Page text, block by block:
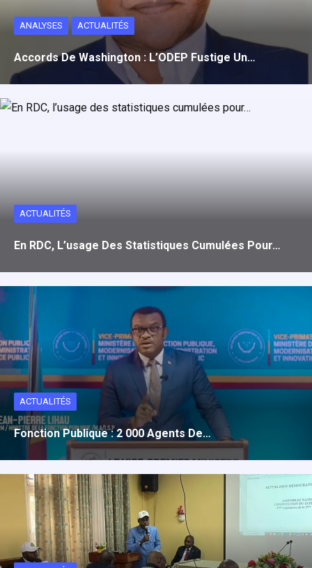
ANALYSES ACTUALITÉS
Accords De Washington : L’ODEP Fustige Un…
ACTUALITÉS
En RDC, L’usage Des Statistiques Cumulées Pour…
ACTUALITÉS
Fonction Publique : 2 000 Agents De…